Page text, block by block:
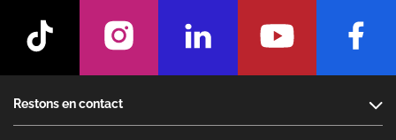
Restons en contact